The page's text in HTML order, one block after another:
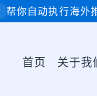
帮你自动执行海外
首页 关于我